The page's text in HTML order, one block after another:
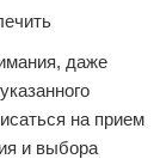
даже
на прием
и выбора